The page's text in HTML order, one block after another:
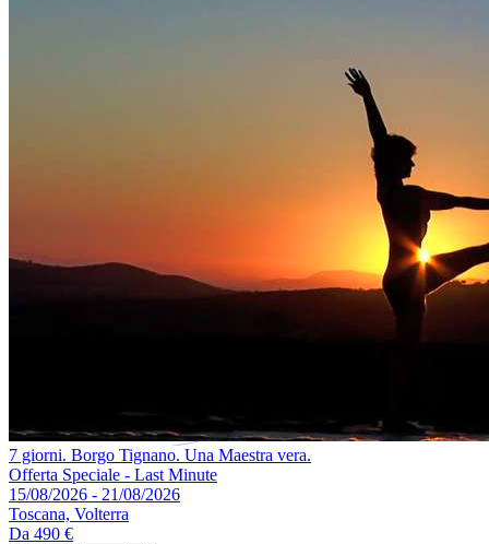
7 giorni. Borgo Tignano. Una Maestra vera.
Offerta Speciale - Last Minute
15/08/2026 - 21/08/2026
Toscana, Volterra
Da 490 €